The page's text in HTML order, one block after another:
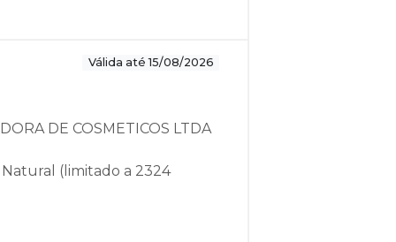
Válida até 15/08/2026
DE COSMETICOS LTDA
(limitado a 2324